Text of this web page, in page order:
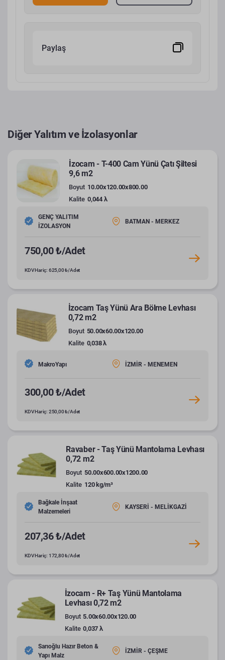
Paylaş
Diğer Yalıtım ve İzolasyonlar
İzocam - T-400 Cam Yünü Çatı Şiltesi
9,6 m2
Boyut 10.00x120.00x800.00
Kalite 0,044 λ
GENÇ YALITIM
İZOLASYON
BATMAN - MERKEZ
750,00 ₺/Adet
KDV Hariç: 625,00 ₺/Adet
İzocam Taş Yünü Ara Bölme Levhası
0,72 m2
Boyut 50.00x60.00x120.00
Kalite 0,038 λ
MakroYapı İZMİR - MENEMEN
300,00 ₺/Adet
KDV Hariç: 250,00 ₺/Adet
Ravaber - Taş Yünü Mantolama Levhası
0,72 m2
Boyut 50.00x600.00x1200.00
Kalite 120 kg/m³
Bağkale İnşaat
Malzemeleri
KAYSERİ - MELİKGAZİ
207,36 ₺/Adet
KDV Hariç: 172,80 ₺/Adet
İzocam - R+ Taş Yünü Mantolama
Levhası 0,72 m2
Boyut 5.00x60.00x120.00
Kalite 0,037 λ
Sarıoğlu Hazır Beton &
Yapı Malz
İZMİR - ÇEŞME